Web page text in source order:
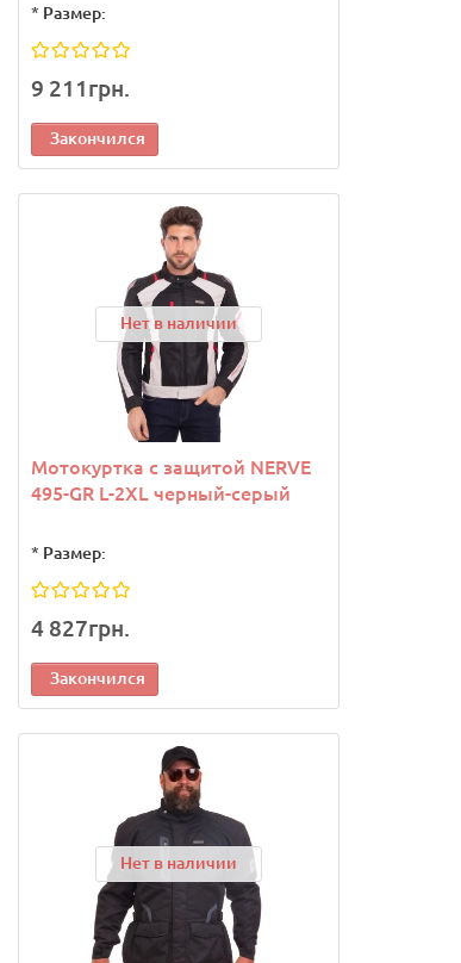
* Размер:
9 211грн.
Закончился
Нет в наличии
Мотокуртка с защитой NERVE
495-GR L-2XL черный-серый
* Размер:
4 827грн.
Закончился
Нет в наличии